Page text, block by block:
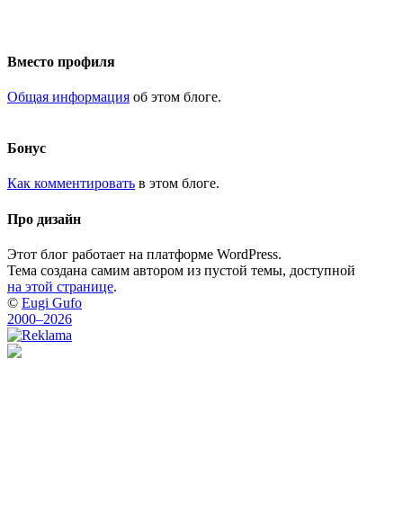
Вместо профиля
Общая информация об этом блоге.
Бонус
Как комментировать в этом блоге.
Про дизайн
Этот блог работает на платформе WordPress.
Тема создана самим автором из пустой темы, доступной
на этой странице.
© Eugi Gufo
2000–2026